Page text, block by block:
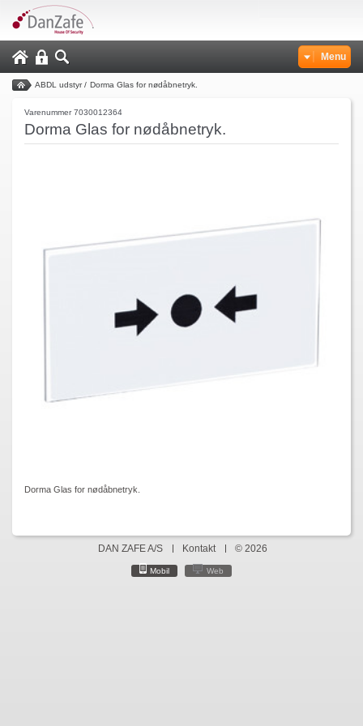
Menu
ABDL udstyr/ Dorma Glas for nødåbnetryk.
Varenummer 7030012364
Dorma Glas for nødåbnetryk.
Dorma Glas for nødåbnetryk.
DAN ZAFE A/S Kontakt © 2026
Mobil Web